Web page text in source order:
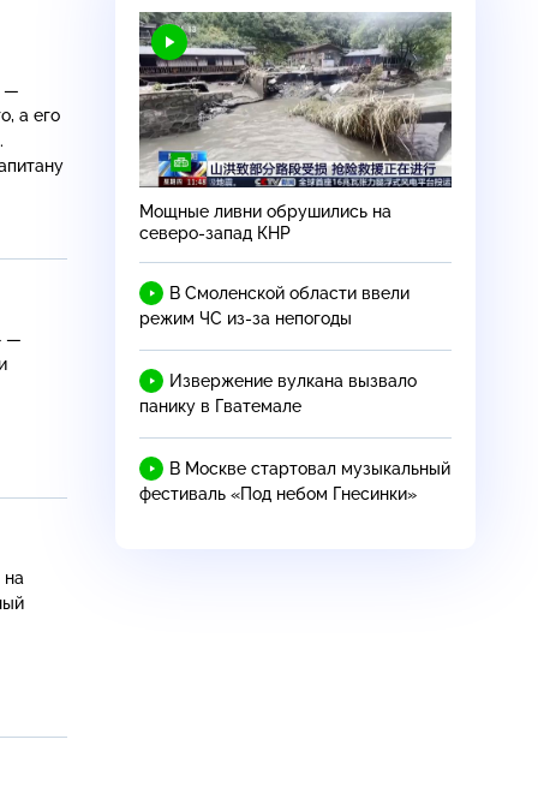
—
а его
—
на
Мощные ливни обрушились на
северо-запад КНР
В Смоленской области ввели
режим ЧС из-за непогоды
Извержение вулкана вызвало
панику в Гватемале
В Москве стартовал музыкальный
фестиваль «Под небом Гнесинки»